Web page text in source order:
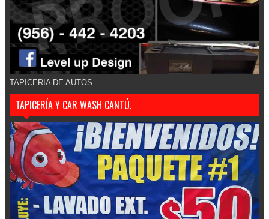
TAPICERIA DE AUTOS
TAPICERÍA Y CAR WASH CANTÚ.